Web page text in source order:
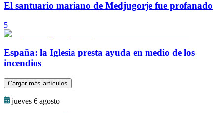
El santuario mariano de Medjugorje fue profanado
5
España: la Iglesia presta ayuda en medio de los
incendios
Cargar más artículos
jueves 6 agosto